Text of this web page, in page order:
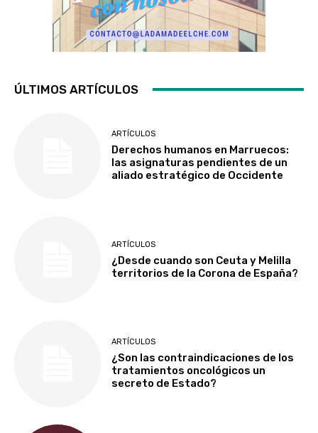
ÚLTIMOS ARTÍCULOS
ARTÍCULOS
Derechos humanos en Marruecos:
las asignaturas pendientes de un
aliado estratégico de Occidente
ARTÍCULOS
¿Desde cuando son Ceuta y Melilla
territorios de la Corona de España?
ARTÍCULOS
¿Son las contraindicaciones de los
tratamientos oncológicos un
secreto de Estado?